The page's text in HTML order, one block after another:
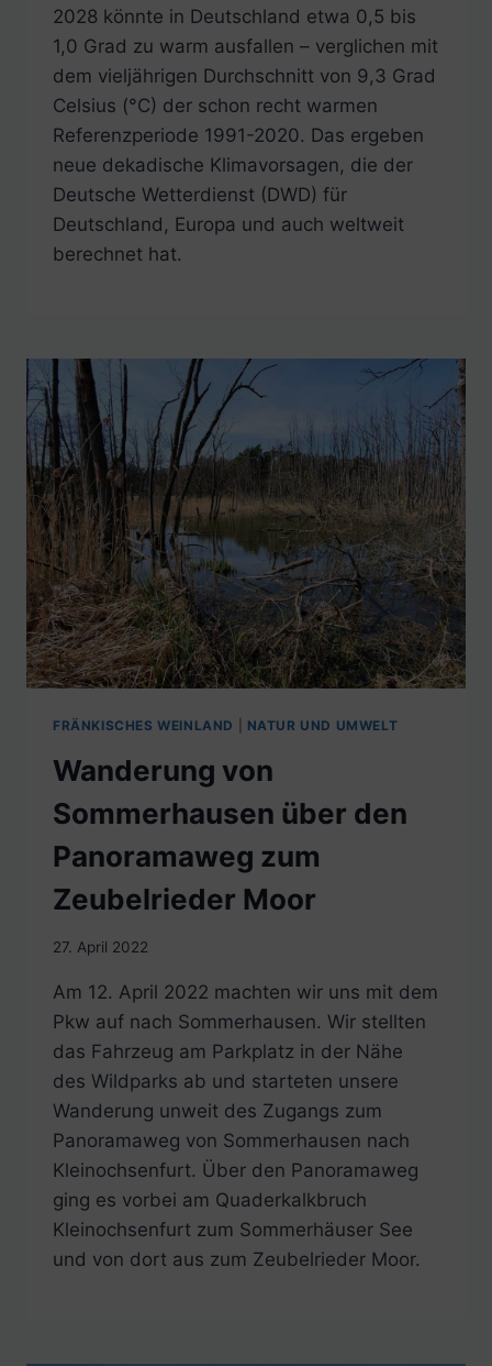
2028 könnte in Deutschland etwa 0,5 bis
1,0 Grad zu warm ausfallen – verglichen mit
dem vieljährigen Durchschnitt von 9,3 Grad
Celsius (°C) der schon recht warmen
Referenzperiode 1991-2020. Das ergeben
neue dekadische Klimavorsagen, die der
Deutsche Wetterdienst (DWD) für
Deutschland, Europa und auch weltweit
berechnet hat.
FRÄNKISCHES WEINLAND NATUR UND UMWELT
Wanderung von
Sommerhausen über den
Panoramaweg zum
Zeubelrieder Moor
27. April 2022
Am 12. April 2022 machten wir uns mit dem
Pkw auf nach Sommerhausen. Wir stellten
das Fahrzeug am Parkplatz in der Nähe
des Wildparks ab und starteten unsere
Wanderung unweit des Zugangs zum
Panoramaweg von Sommerhausen nach
Kleinochsenfurt. Über den Panoramaweg
ging es vorbei am Quaderkalkbruch
Kleinochsenfurt zum Sommerhäuser See
und von dort aus zum Zeubelrieder Moor.